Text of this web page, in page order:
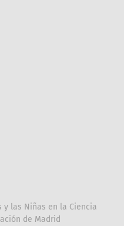
las Niñas en la Ciencia
de Madrid